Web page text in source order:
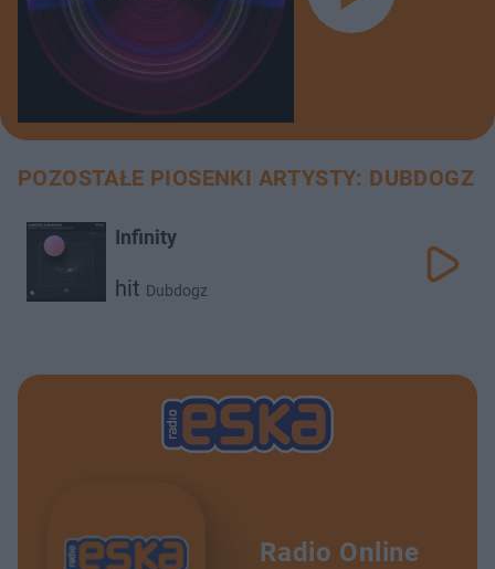
POZOSTAŁE PIOSENKI ARTYSTY: DUBDOGZ
Infinity
hit Dubdogz
Radio Online